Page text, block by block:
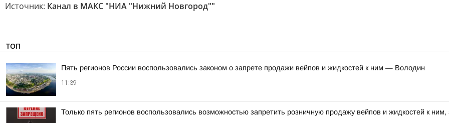
Источник: Канал в МАКС "НИА "Нижний Новгород""
ТОП
Пять регионов России воспользовались законом о запрете продажи вейпов и жидкостей к ним — Володин
11:39
Только пять регионов воспользовались возможностью запретить розничную продажу вейпов и жидкостей к